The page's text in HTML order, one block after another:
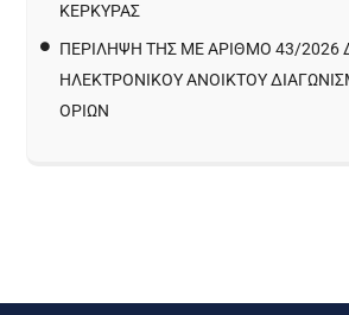
ΚΈΡΚΥΡΑΣ
ΠΕΡΙΛΗΨΗ ΤΗΣ ΜΕ ΑΡΙΘΜΟ 43/2026
ΗΛΕΚΤΡΟΝΙΚΟΥ ΑΝΟΙΚΤΟΥ
ΟΡΙΩΝ